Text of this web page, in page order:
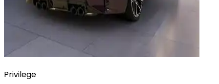
Privilege